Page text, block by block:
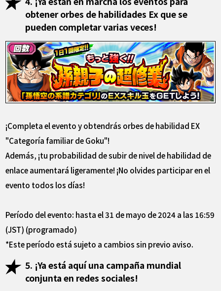
obtener orbes de habilidades Ex que se
pueden completar varias veces!
¡Completa el evento y obtendrás orbes de habilidad EX
"Categoría familiar de Goku"!
Además, ¡tu probabilidad de subir de nivel de habilidad de
enlace aumentará ligeramente! ¡No olvides participar en el
evento todos los días!
Período del evento: hasta el 31 de mayo de 2024 a las 16:59
(JST) (programado)
*Este período está sujeto a cambios sin previo aviso.
5. ¡Ya está aquí una campaña mundial
conjunta en redes sociales!